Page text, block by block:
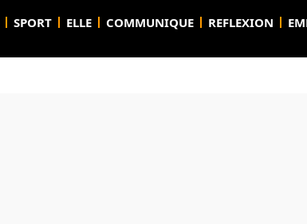
SPORT ELLE COMMUNIQUE REFLEXION